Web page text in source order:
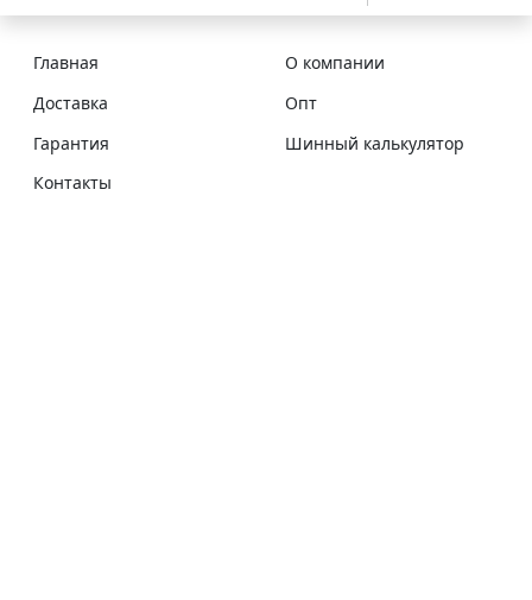
Главная
О компании
Доставка
Опт
Гарантия
Шинный калькулятор
Контакты